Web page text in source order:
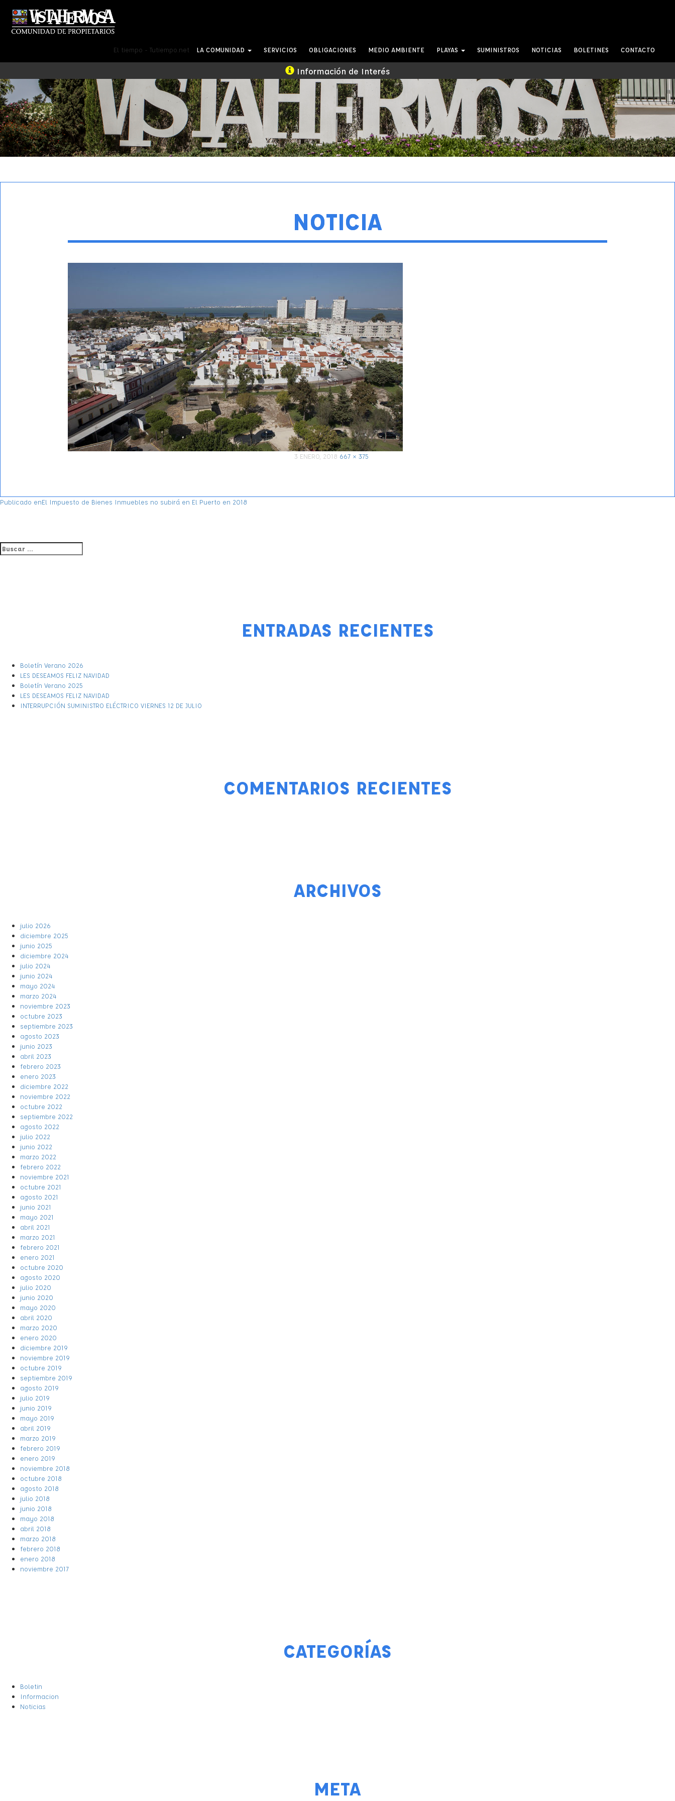
El tiempo - Tutiempo.net LA COMUNIDAD SERVICIOS OBLIGACIONES MEDIO AMBIENTE PLAYAS SUMINISTROS NOTICIAS BOLETINES CONTACTO
Información de Interés
NOTICIA
PUBLICADO
3 ENERO, 2018 Tamaño
667 × 375
NAVEGACIÓN
ENTRADAS
Publicado enEl Impuesto de Bienes Inmuebles no subirá en El Puerto en 2018
Buscar
por:
ENTRADAS RECIENTES
Boletín Verano 2026
LES DESEAMOS FELIZ NAVIDAD
Boletín Verano 2025
LES DESEAMOS FELIZ NAVIDAD
INTERRUPCIÓN SUMINISTRO ELÉCTRICO VIERNES 12 DE JULIO
COMENTARIOS RECIENTES
ARCHIVOS
julio 2026
diciembre 2025
junio 2025
diciembre 2024
julio 2024
junio 2024
mayo 2024
marzo 2024
noviembre 2023
octubre 2023
septiembre 2023
agosto 2023
junio 2023
abril 2023
febrero 2023
enero 2023
diciembre 2022
noviembre 2022
octubre 2022
septiembre 2022
agosto 2022
julio 2022
junio 2022
marzo 2022
febrero 2022
noviembre 2021
octubre 2021
agosto 2021
junio 2021
mayo 2021
abril 2021
marzo 2021
febrero 2021
enero 2021
octubre 2020
agosto 2020
julio 2020
junio 2020
mayo 2020
abril 2020
marzo 2020
enero 2020
diciembre 2019
noviembre 2019
octubre 2019
septiembre 2019
agosto 2019
julio 2019
junio 2019
mayo 2019
abril 2019
marzo 2019
febrero 2019
enero 2019
noviembre 2018
octubre 2018
agosto 2018
julio 2018
junio 2018
mayo 2018
abril 2018
marzo 2018
febrero 2018
enero 2018
noviembre 2017
CATEGORÍAS
Boletin
Informacion
Noticias
META